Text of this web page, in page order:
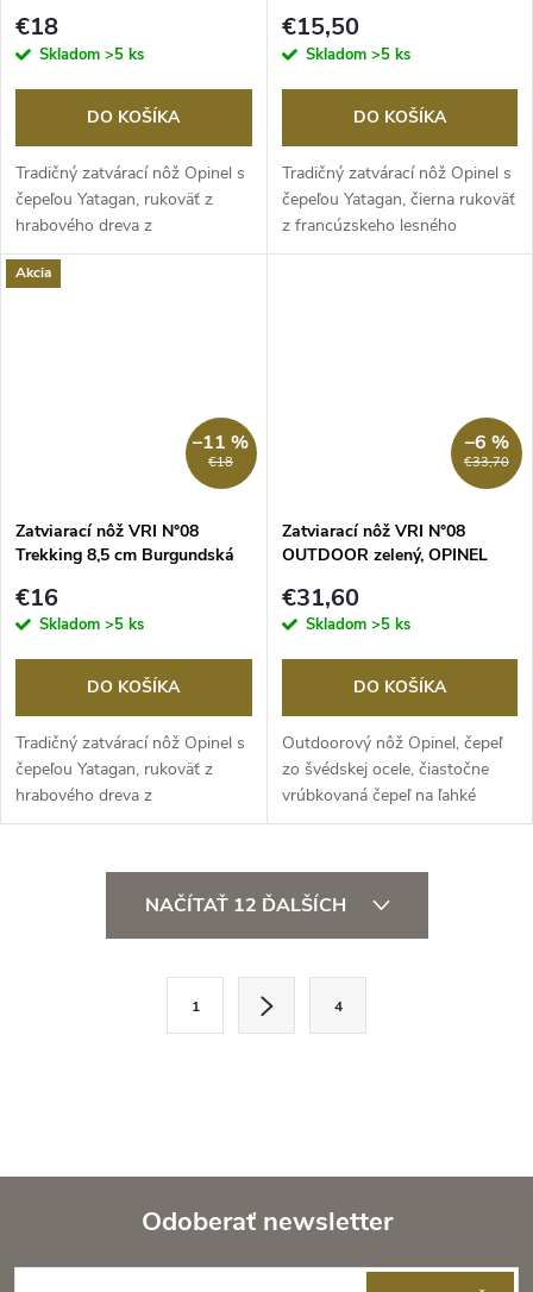
€18
Skladom >5 ks
DO KOŠÍKA
Tradičný zatvárací nôž Opinel s
čepeľou Yatagan, rukoväť z
hrabového dreva z
francúzskych lesov v...
€15,50
Skladom >5 ks
DO KOŠÍKA
Tradičný zatvárací nôž Opinel s
čepeľou Yatagan, čierna rukoväť
z francúzskeho lesného
hrabu,...
Akcia
€18
–11 %
Zatviarací nôž VRI N°08
Trekking 8,5 cm Burgundská
€16
Skladom >5 ks
DO KOŠÍKA
Tradičný zatvárací nôž Opinel s
čepeľou Yatagan, rukoväť z
hrabového dreva z
francúzskych lesov...
€33,70
–6 %
Zatviarací nôž VRI N°08
OUTDOOR zelený, OPINEL
€31,60
Skladom >5 ks
DO KOŠÍKA
Outdoorový nôž Opinel, čepeľ
zo švédskej ocele, čiastočne
vrúbkovaná čepeľ na ľahké
rezanie,...
c
e
NAČÍTAŤ 12 ĎALŠÍCH
a
1 4
Z
Odoberať newsletter